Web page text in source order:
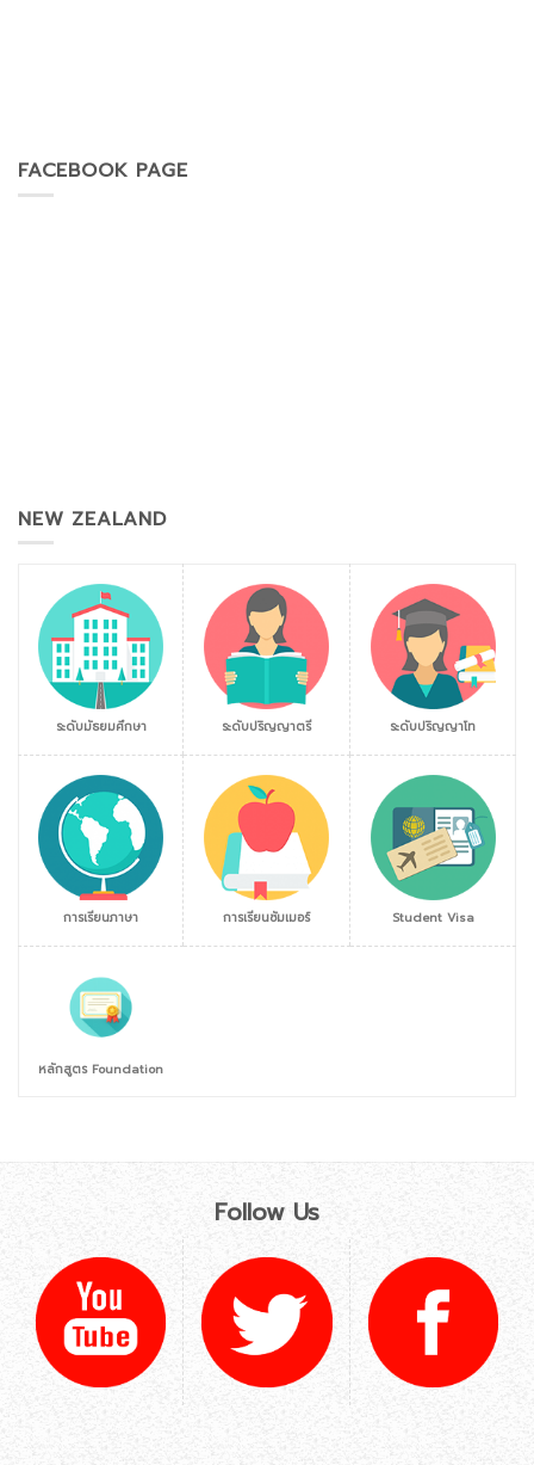
FACEBOOK PAGE
NEW ZEALAND
ระดับมัธยมศึกษา ระดับปริญญาตรี ระดับปริญญาโท
การเรียนภาษา การเรียนซัมเมอร์ Student Visa
หลักสูตร Foundation
Follow Us